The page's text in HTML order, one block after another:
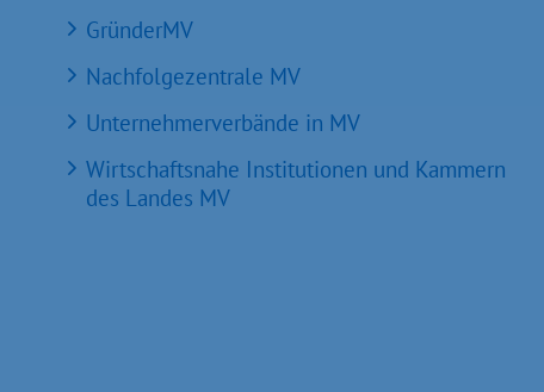
GründerMV
Nachfolgezentrale MV
Unternehmerverbände in MV
Wirtschaftsnahe Institutionen und Kammern
des Landes MV